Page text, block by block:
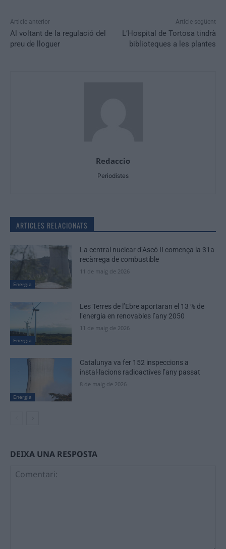
Article anterior
Al voltant de la regulació del
preu de lloguer
Article següent
L’Hospital de Tortosa tindrà
biblioteques a les plantes
Redaccio
Periodistes
ARTICLES RELACIONATS
Energia
La central nuclear d’Ascó II comença la 31a
recàrrega de combustible
11 de maig de 2026
Energia
Les Terres de l’Ebre aportaran el 13 % de
l’energia en renovables l’any 2050
11 de maig de 2026
Energia
Catalunya va fer 152 inspeccions a
instal·lacions radioactives l’any passat
8 de maig de 2026
DEIXA UNA RESPOSTA